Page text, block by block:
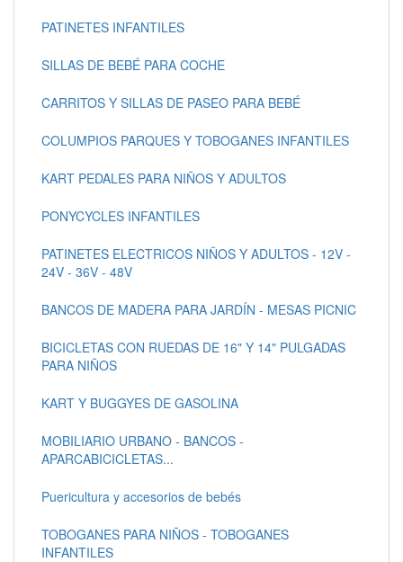
PATINETES INFANTILES
SILLAS DE BEBÉ PARA COCHE
CARRITOS Y SILLAS DE PASEO PARA BEBÉ
COLUMPIOS PARQUES Y TOBOGANES INFANTILES
KART PEDALES PARA NIÑOS Y ADULTOS
PONYCYCLES INFANTILES
PATINETES ELECTRICOS NIÑOS Y ADULTOS - 12V -
24V - 36V - 48V
BANCOS DE MADERA PARA JARDÍN - MESAS PICNIC
BICICLETAS CON RUEDAS DE 16" Y 14" PULGADAS
PARA NIÑOS
KART Y BUGGYES DE GASOLINA
MOBILIARIO URBANO - BANCOS -
APARCABICICLETAS...
Puericultura y accesorios de bebés
TOBOGANES PARA NIÑOS - TOBOGANES
INFANTILES